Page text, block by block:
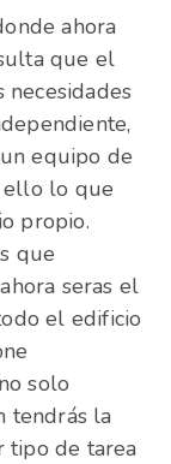
ahora
que el
equipo de
ello lo que
propio.
que
seras el
el edificio
solo
tendrás la
tipo de tarea